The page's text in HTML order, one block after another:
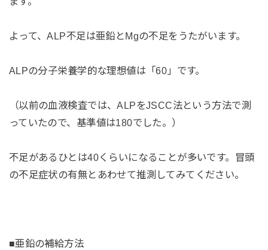
よって、ALP不足は亜鉛とMgの不足をうたがいます。
ALPの分子栄養学的な理想値は「60」です。
（以前の血液検査では、ALPをJSCC法という方法で測
っていたので、基準値は180でした。）
不足があるひとは40くらいになることが多いです。冒頭
の不足症状の有無とあわせて推測してみてください。
■亜鉛の補給方法